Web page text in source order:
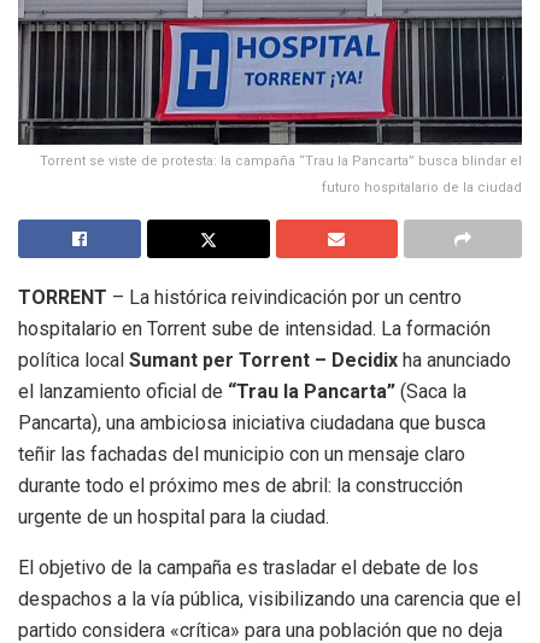
Torrent se viste de protesta: la campaña “Trau la Pancarta” busca blindar el
futuro hospitalario de la ciudad
TORRENT – La histórica reivindicación por un centro
hospitalario en Torrent sube de intensidad. La formación
política local Sumant per Torrent – Decidix ha anunciado
el lanzamiento oficial de “Trau la Pancarta” (Saca la
Pancarta), una ambiciosa iniciativa ciudadana que busca
teñir las fachadas del municipio con un mensaje claro
durante todo el próximo mes de abril: la construcción
urgente de un hospital para la ciudad.
El objetivo de la campaña es trasladar el debate de los
despachos a la vía pública, visibilizando una carencia que el
partido considera «crítica» para una población que no deja